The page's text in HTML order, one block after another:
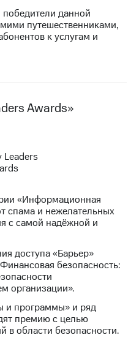
данной
путешественниками,
к услугам и
Awards»
«Информационная
спама и нежелательных
с самой надёжной и
доступа «Барьер»
безопасность:
организации».
и программы» и ряд
премию с целью
в области безопасности.